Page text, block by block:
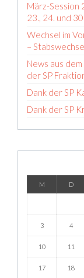
März-Session
23., 24. und
Wechsel im
–
News aus
der SP
Dank der SP
Dank der SP
M D
3 4
10 11
17 18